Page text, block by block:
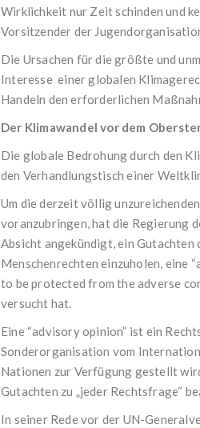
Wirklichkeit nur Zeit schinden und
Vorsitzender der
Die Ursachen für die größte und
Interesse einer globalen
Handeln den erforderlichen
Der Klimawandel vor dem
Die globale Bedrohung durch den
den Verhandlungstisch einer
Um die derzeit völlig
voranzubringen, hat die Regierung
Absicht angekündigt, ein
Menschenrechten einzuholen, eine
to be protected from the adverse
versucht hat.
Eine “advisory opinion” ist ein
Sonderorganisation vom
Nationen zur Verfügung gestellt
Gutachten zu „jeder Rechtsfrage“
In seiner Rede vor der UN-